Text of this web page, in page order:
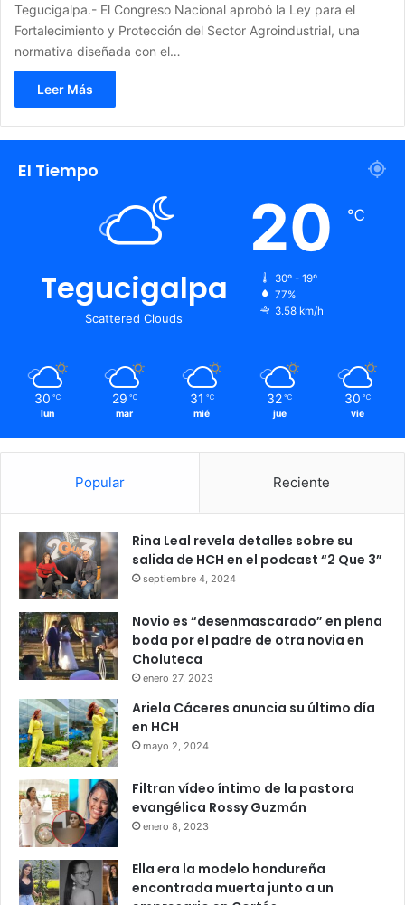
Tegucigalpa.- El Congreso Nacional aprobó la Ley para el
Fortalecimiento y Protección del Sector Agroindustrial, una
normativa diseñada con el…
Leer Más
El Tiempo
Tegucigalpa
Scattered Clouds
20 ℃
30º - 19º
77%
3.58 km/h
30 ℃
lun
29 ℃
mar
31 ℃
mié
32 ℃
jue
30 ℃
vie
Popular Reciente
Rina Leal revela detalles sobre su
salida de HCH en el podcast “2 Que 3”
septiembre 4, 2024
Novio es “desenmascarado” en plena
boda por el padre de otra novia en
Choluteca
enero 27, 2023
Ariela Cáceres anuncia su último día
en HCH
mayo 2, 2024
Filtran vídeo íntimo de la pastora
evangélica Rossy Guzmán
enero 8, 2023
Ella era la modelo hondureña
encontrada muerta junto a un